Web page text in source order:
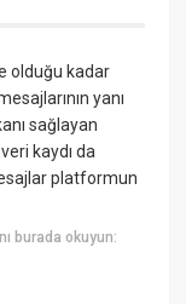
olduğu kadar
yanı
sağlayan
kaydı da
platformun
burada okuyun: